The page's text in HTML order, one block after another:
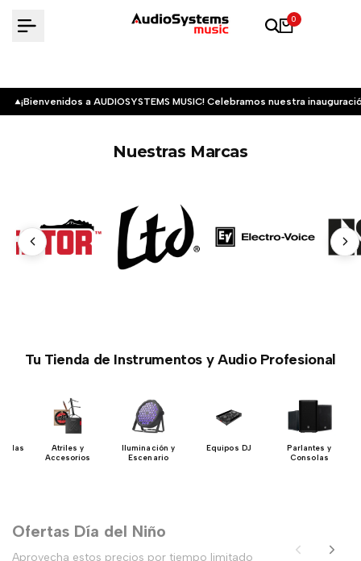
0
¡Bienvenidos a AUDIOSYSTEMS MUSIC! Celebramos nuestra
Nuestras Marcas
Tu Tienda de Instrumentos y Audio Profesional
Atriles y
Accesorios
Iluminación y
Escenario
Equipos DJ
Parlantes y
Consolas
Ofertas Día del Niño
Aprovecha estos precios por tiempo limitado